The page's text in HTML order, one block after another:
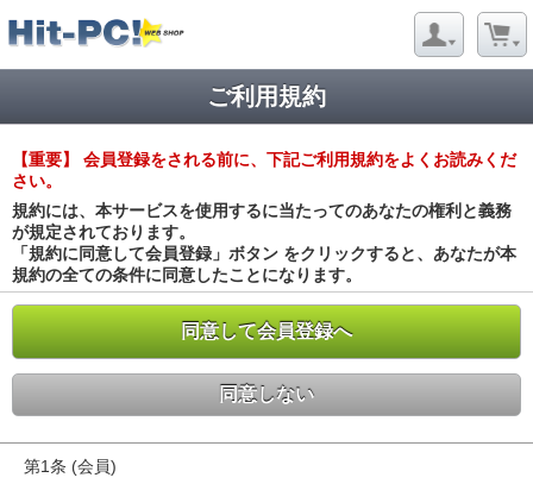
ご利用規約
【重要】 会員登録をされる前に、下記ご利用規約をよくお読みくだ
さい。
規約には、本サービスを使用するに当たってのあなたの権利と義務
が規定されております。
「規約に同意して会員登録」ボタン をクリックすると、あなたが本
規約の全ての条件に同意したことになります。
同意して会員登録へ
同意しない
第1条 (会員)